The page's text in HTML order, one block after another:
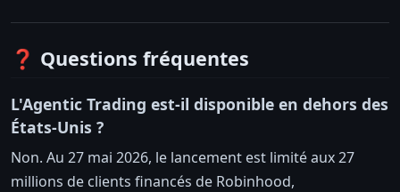
❓ Questions fréquentes
L'Agentic Trading est-il disponible en dehors des
États-Unis ?
Non. Au 27 mai 2026, le lancement est limité aux 27
millions de clients financés de Robinhood,